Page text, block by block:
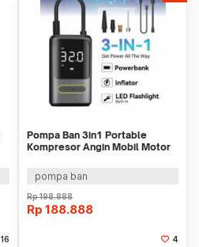
16
Pompa Ban 3in1 Portable
Kompresor Angin Mobil Motor
pompa ban
Rp198.888
Rp 188.888
4